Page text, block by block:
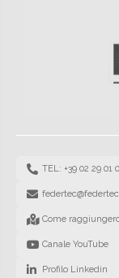
TEL: +39 02 29 01
Come
Canale YouTube
Profilo Linkedin